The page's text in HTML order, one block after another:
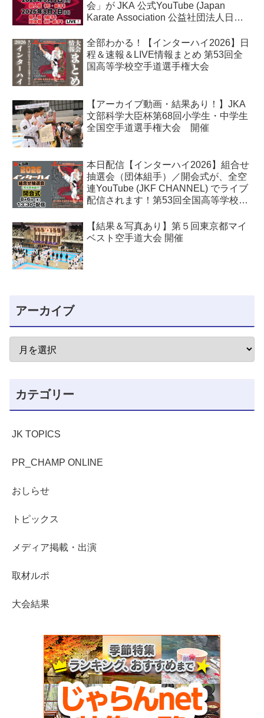
会」が JKA 公式YouTube (Japan
Karate Association 公益社団法人日本
全部わかる！【インターハイ2026】日
程＆速報＆LIVE情報まとめ 第53回全
国高等学校空手道選手権大会
【アーカイブ動画・結果あり！】JKA
文部科学大臣杯第68回小学生・中学生
全国空手道選手権大会 開催
本日配信【インターハイ2026】組合せ
抽選会（団体組手）／開会式が、全空
連YouTube (JKF CHANNEL) でライブ
配信されます！第53回全国高等学校空
【結果＆写真あり】第５回東京都マイ
ベスト空手道大会 開催
アーカイブ
カテゴリー
JK TOPICS
PR_CHAMP ONLINE
おしらせ
トピックス
メディア掲載・出演
取材ルポ
大会結果